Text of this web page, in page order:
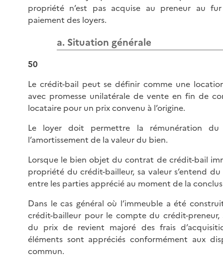
propriété n’est pas acquise au preneur au
paiement des loyers.
a. Situation générale
50
Le crédit-bail peut se définir comme une
avec promesse unilatérale de vente en fin de
locataire pour un prix convenu à l’origine.
Le loyer doit permettre la rémunération du
l’amortissement de la valeur du bien.
Lorsque le bien objet du contrat de crédit-bail
propriété du crédit-bailleur, sa valeur s’entend
entre les parties apprécié au moment de la
Dans le cas général où l’immeuble a été
crédit-bailleur pour le compte du crédit-preneur,
du prix de revient majoré des frais
éléments sont appréciés conformément aux
commun.